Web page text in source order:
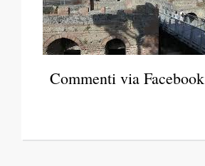
Commenti via Facebook